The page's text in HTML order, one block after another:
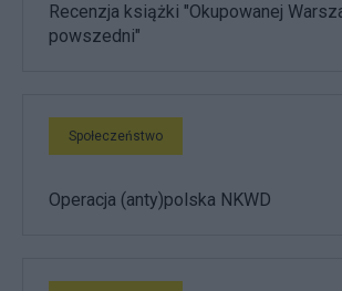
Recenzja książki "Okupowanej
powszedni"
Społeczeństwo
Operacja (anty)polska NKWD